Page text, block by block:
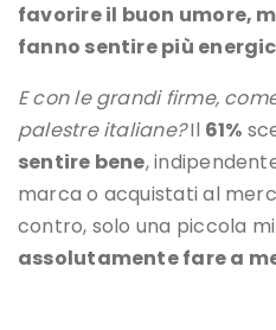
favorire il buon umore,
fanno sentire più
E con le grandi firme,
palestre italiane?Il 61%
sentire bene,
marca o acquistati al
contro, solo una piccola
assolutamente fare a